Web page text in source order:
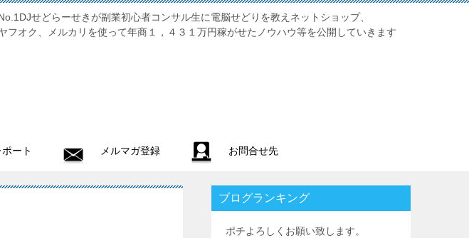
せどらーせきが副業初心者コンサル生に電脳せどりを教えネットショップ、
フオク、メルカリを使って年商１，４３１万円稼がせたノウハウ等を公開していきます
ート メルマガ登録 お問合せ先
ブログランキング
ポチよろしくお願い致します。